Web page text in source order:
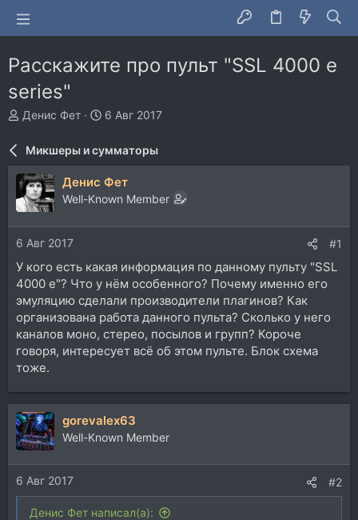
Расскажите про пульт "SSL 4000 e
series"
А
т
р
т
е
Денис Фет
Д
н
а
ч
6 Авг 2017
Микшеры и сумматоры
Денис Фет
Well-Known Member
6 Авг 2017 #1
У кого есть какая информация по данному пульту "SSL
4000 e"? Что у нём особенного? Почему именно его
эмуляцию сделали производители плагинов? Как
организована работа данного пульта? Сколько у него
каналов моно, стерео, посылов и групп? Короче
говоря, интересует всё об этом пульте. Блок схема
тоже.
gorevalex63
Well-Known Member
6 Авг 2017 #2
Денис Фет написал(а):